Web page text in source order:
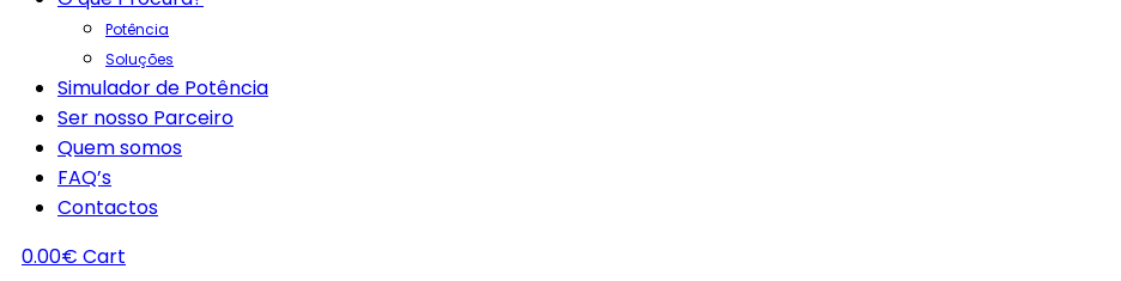
Potência
Soluções
Simulador de Potência
Ser nosso Parceiro
Quem somos
FAQ’s
Contactos
0.00€ Cart